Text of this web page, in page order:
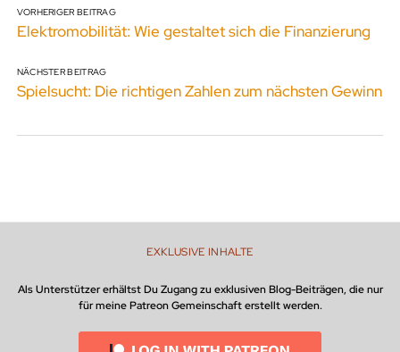
VORHERIGER BEITRAG
Elektromobilität: Wie gestaltet sich die Finanzierung
NÄCHSTER BEITRAG
Spielsucht: Die richtigen Zahlen zum nächsten Gewinn
EXKLUSIVE INHALTE
Als Unterstützer erhältst Du Zugang zu exklusiven Blog-Beiträgen, die nur
für meine Patreon Gemeinschaft erstellt werden.